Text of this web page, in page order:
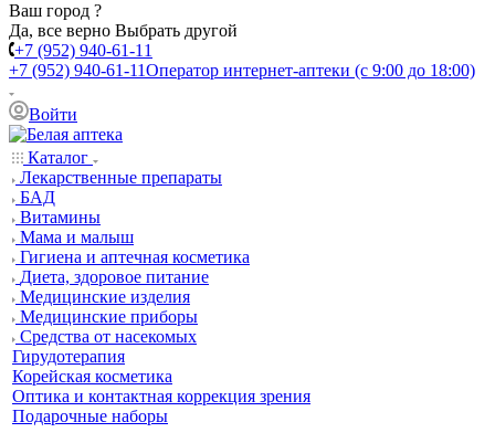
Ваш город ?
Да, все верно Выбрать другой
+7 (952) 940-61-11
+7 (952) 940-61-11Оператор интернет-аптеки (с 9:00 до 18:00)
Войти
Каталог
Лекарственные препараты
БАД
Витамины
Мама и малыш
Гигиена и аптечная косметика
Диета, здоровое питание
Медицинские изделия
Медицинские приборы
Средства от насекомых
Гирудотерапия
Корейская косметика
Оптика и контактная коррекция зрения
Подарочные наборы